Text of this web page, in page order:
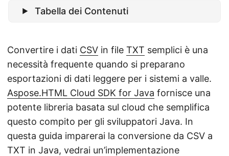
Tabella dei Contenuti
Convertire i dati CSV in file TXT semplici è una
necessità frequente quando si preparano
esportazioni di dati leggere per i sistemi a valle.
Aspose.HTML Cloud SDK for Java fornisce una
potente libreria basata sul cloud che semplifica
questo compito per gli sviluppatori Java. In
questa guida imparerai la conversione da CSV a
TXT in Java, vedrai un’implementazione